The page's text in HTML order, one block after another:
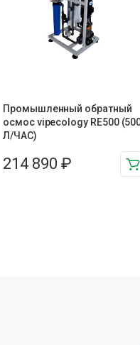
Промышленный обратный
осмос vipecology RE500
Л/ЧАС)
214 890 ₽